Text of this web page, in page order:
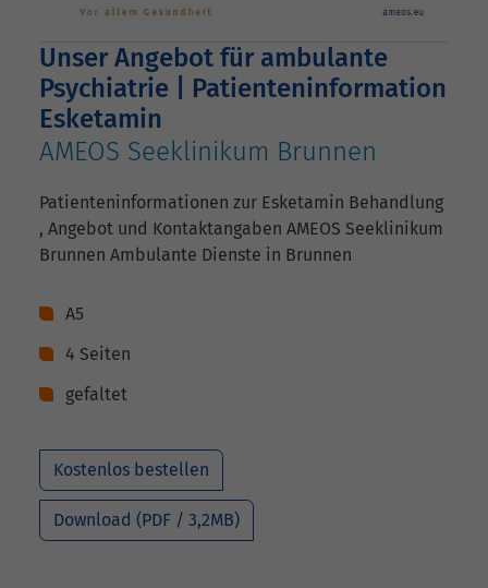
Unser Angebot für ambulante
Psychiatrie | Patienteninformation
Esketamin
AMEOS Seeklinikum Brunnen
Patienteninformationen zur Esketamin Behandlung
, Angebot und Kontaktangaben AMEOS Seeklinikum
Brunnen Ambulante Dienste in Brunnen
A5
4 Seiten
gefaltet
Kostenlos bestellen
Download (PDF / 3,2MB)